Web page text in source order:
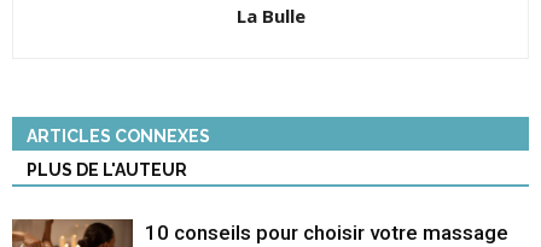
La Bulle
ARTICLES CONNEXES
PLUS DE L'AUTEUR
10 conseils pour choisir votre massage